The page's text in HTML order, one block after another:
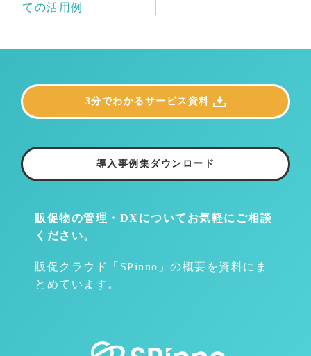
ての活用例
販促物の管理・DXについて お気軽にご相談
ください。
販促クラウド「SPinno」の概要を資料にま
とめています。
3分でわかるサービス資料
導入事例集ダウンロード